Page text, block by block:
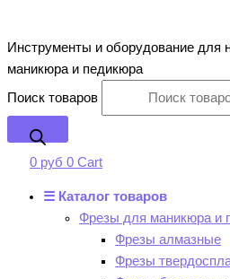
Инструменты и оборудование для
маникюра и педикюра
Поиск товаров
0 руб 0 Cart
☰ Каталог товаров
Фрезы для маникюра и
Фрезы алмазные
Фрезы